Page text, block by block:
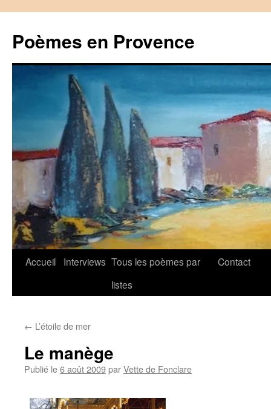
contenu
Poèmes en Provence
Accueil Interviews Tous les poèmes par
listes
Contact
← L’étoile de mer
Le manège
Publié le6 août 2009parVette de Fonclare